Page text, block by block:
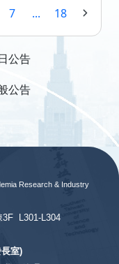
7 ... 18
公告
公告
Research & Industry
棟3F L301-L304
室)